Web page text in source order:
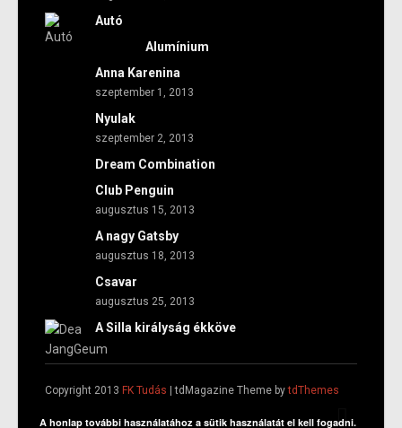
Autó
Alumínium
Anna Karenina
szeptember 1, 2013
Nyulak
szeptember 2, 2013
Dream Combination
Club Penguin
augusztus 15, 2013
A nagy Gatsby
augusztus 18, 2013
Csavar
augusztus 25, 2013
A Silla királyság ékköve
Copyright 2013 FK Tudás | tdMagazine Theme bytdThemes
A honlap további használatához a sütik használatát el kell fogadni.